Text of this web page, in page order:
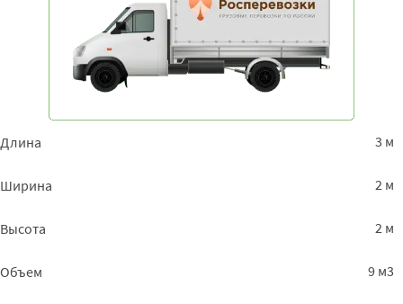
Длина 3 м
Ширина 2 м
Высота 2 м
Объем 9 м3